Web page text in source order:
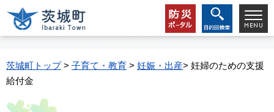
茨城町トップ> 子育て・教育 > 妊娠・出産> 妊婦のための支援
給付金